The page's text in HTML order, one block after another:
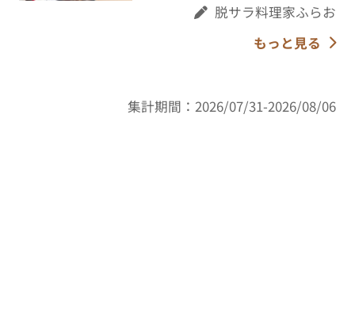
脱サラ料理家ふらお
もっと見る
集計期間：2026/07/31-2026/08/06